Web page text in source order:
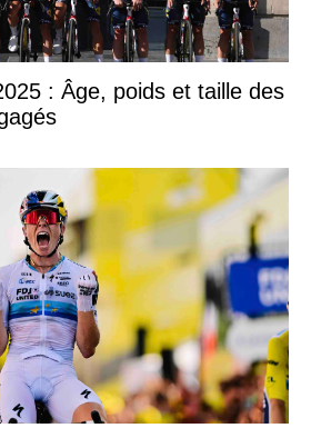
: Âge, poids et taille des